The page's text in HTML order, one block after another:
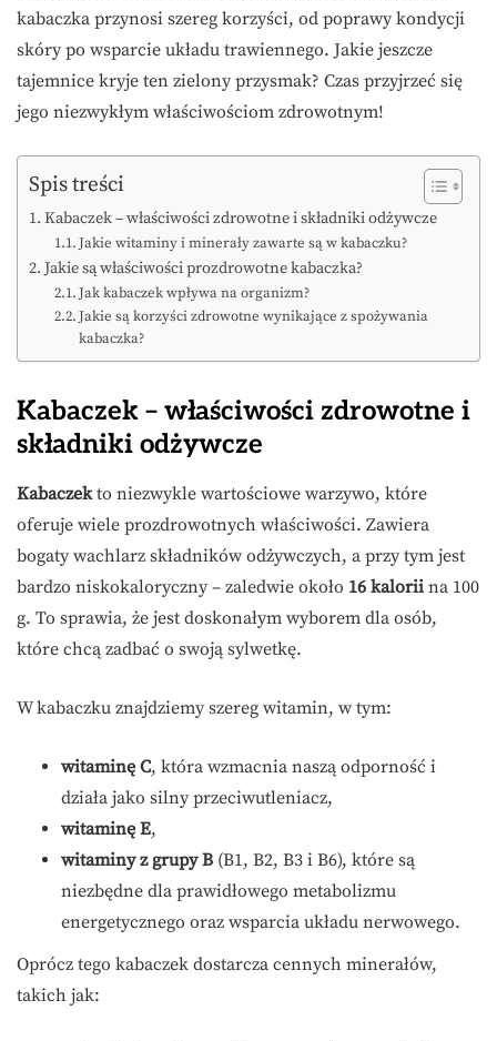
kabaczka przynosi szereg korzyści, od poprawy kondycji
skóry po wsparcie układu trawiennego. Jakie jeszcze
tajemnice kryje ten zielony przysmak? Czas przyjrzeć się
jego niezwykłym właściwościom zdrowotnym!
Spis treści
Kabaczek – właściwości zdrowotne i składniki odżywcze
Jakie witaminy i minerały zawarte są w kabaczku?
Jakie są właściwości prozdrowotne kabaczka?
Jak kabaczek wpływa na organizm?
Jakie są korzyści zdrowotne wynikające z spożywania
kabaczka?
Kabaczek – właściwości zdrowotne i
składniki odżywcze
Kabaczekto niezwykle wartościowe warzywo, które
oferuje wiele prozdrowotnych właściwości. Zawiera
bogaty wachlarz składników odżywczych, a przy tym jest
bardzo niskokaloryczny – zaledwie około 16 kalorii na 100
g. To sprawia, że jest doskonałym wyborem dla osób,
które chcą zadbać o swoją sylwetkę.
W kabaczku znajdziemy szereg witamin, w tym:
witaminę C, która wzmacnia naszą odporność i
działa jako silny przeciwutleniacz,
witaminę E,
witaminy z grupy B (B1, B2, B3 i B6), które są
niezbędne dla prawidłowego metabolizmu
energetycznego oraz wsparcia układu nerwowego.
Oprócz tego kabaczek dostarcza cennych minerałów,
takich jak: